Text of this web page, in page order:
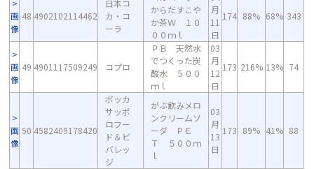
画
像
48 4902102114462
日本コ
カ・コ
ーラ
からだすこや
か茶Ｗ １０
００ｍｌ
月
11
日
174 88% 68% 343
画
像
49 4901117509249 コプロ
ＰＢ 天然水
でつくった炭
酸水 ５００
ｍｌ
03
月
12
日
173 216% 13% 74
画
像
50 4582409178420
ポッカ
サッポ
ロフー
ド＆ビ
バレッ
ジ
がぶ飲みメロ
ンクリームソ
ーダ ＰＥ
Ｔ ５００ｍ
ｌ
03
月
13
日
173 89% 41% 88